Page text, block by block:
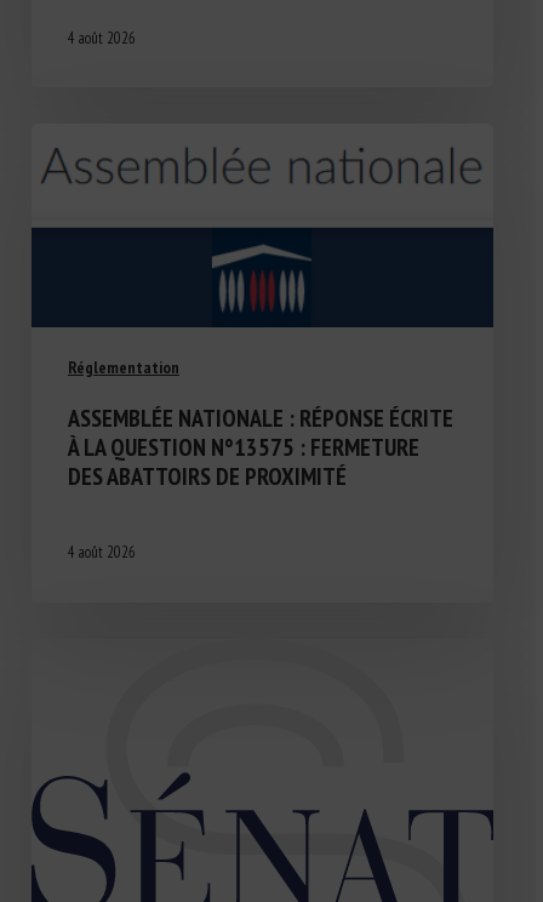
4 août 2026
Réglementation
ASSEMBLÉE NATIONALE : RÉPONSE ÉCRITE
À LA QUESTION N°13575 : FERMETURE
DES ABATTOIRS DE PROXIMITÉ
4 août 2026